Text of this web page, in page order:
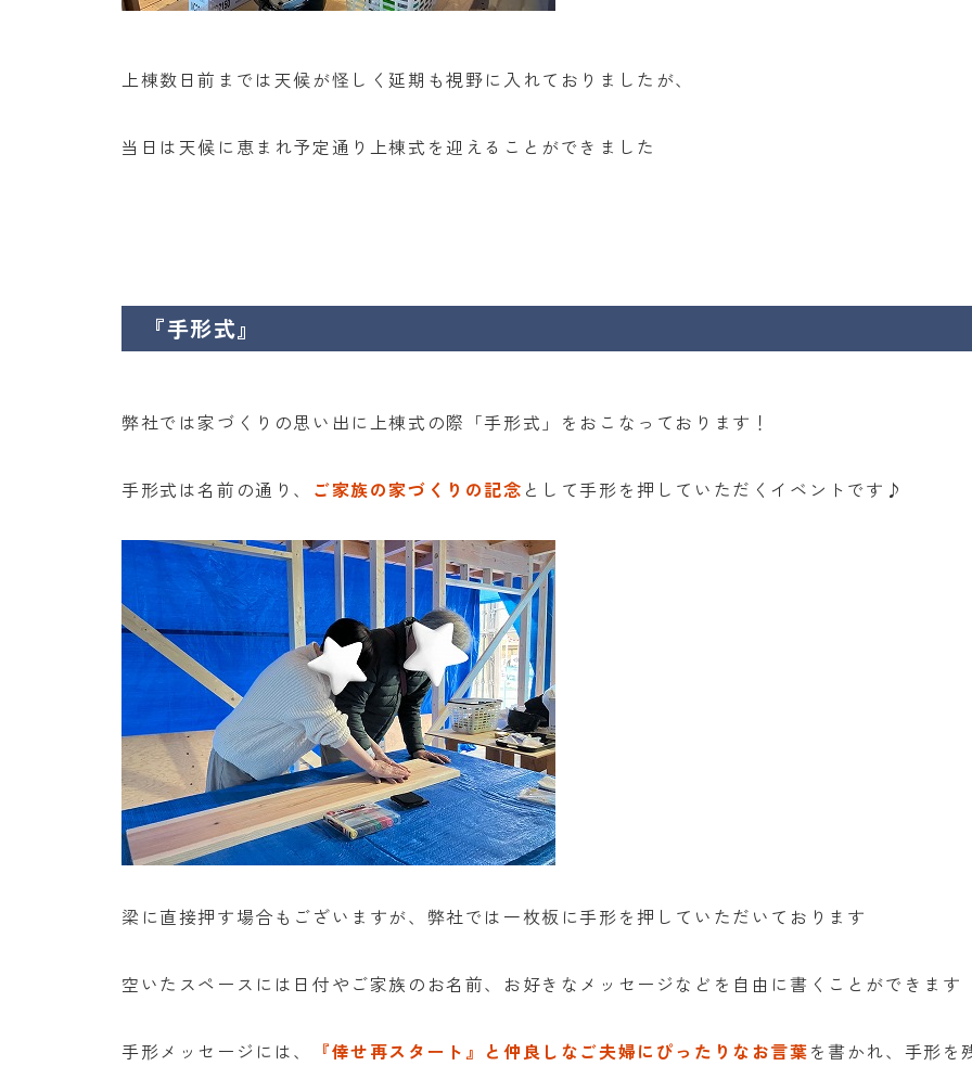
上棟数日前までは天候が怪しく延期も視野に入れておりましたが、
当日は天候に恵まれ予定通り上棟式を迎えることができました
『手形式』
弊社では家づくりの思い出に上棟式の際「手形式」をおこなっております！
手形式は名前の通り、 ご家族の家づくりの記念 として手形を押していただくイベントです♪
梁に直接押す場合もございますが、弊社では一枚板に手形を押していただいております
空いたスペースには日付やご家族のお名前、お好きなメッセージなどを自由に書くことができます
手形メッセージには、 『倖せ再スタート』と仲良しなご夫婦にぴったりなお言葉を書かれ、手形を